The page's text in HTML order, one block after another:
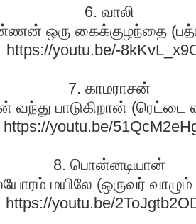
6. வாலி
ஒரு கைக்குழந்தை
https://youtu.be/-
7. காமராசன்
பாடுகிறான் (ரெட்டை
https://youtu.be/
8. பொன்னடியான்
மயிலே (ஒருவர்
https://youtu.be/